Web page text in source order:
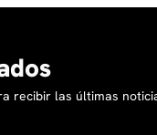
recibir las últimas